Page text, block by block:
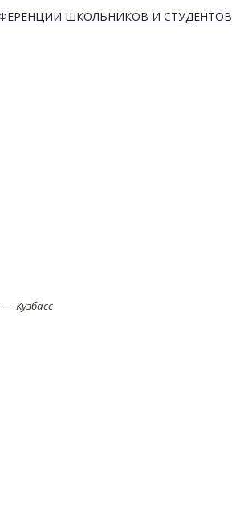
ШКОЛЬНИКОВ И СТУДЕНТОВ
Кузбасс